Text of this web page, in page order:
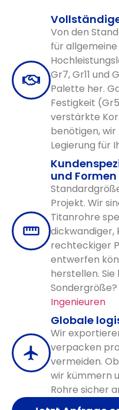
Von den
für allgemeine
Gr7, Gr11 und
Palette her.
Festigkeit
verstärkte
benötigen,
Legierung für
und Formen
Projekt. Wir
Titanrohre
dickwandiger,
rechteckiger
entwerfen
herstellen.
Sondergröße?
Ingenieuren
Globale
Wir
verpacken
vermeiden.
wir kümmern
Rohre sicher